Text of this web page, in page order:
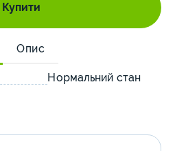
Купити
Опис
Нормальний стан